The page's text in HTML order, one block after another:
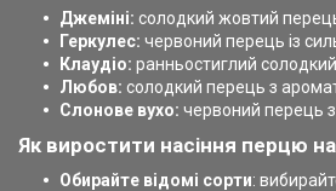
Джеміні: солодкий жовтий
Геркулес: червоний перець із
Клаудіо: ранньостиглий
Любов: солодкий перець з
Слонове вухо: червоний перець
Як виростити насіння перцю
Обирайте відомі сорти: